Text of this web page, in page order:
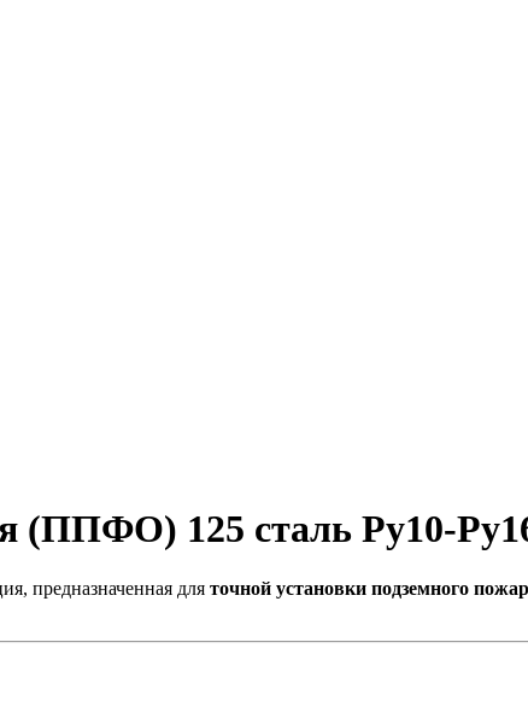
(ППФО) 125 сталь Ру10-
предназначенная для точной установки подземного